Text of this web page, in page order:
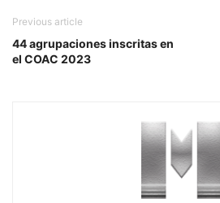
Previous article
44 agrupaciones inscritas en
el COAC 2023